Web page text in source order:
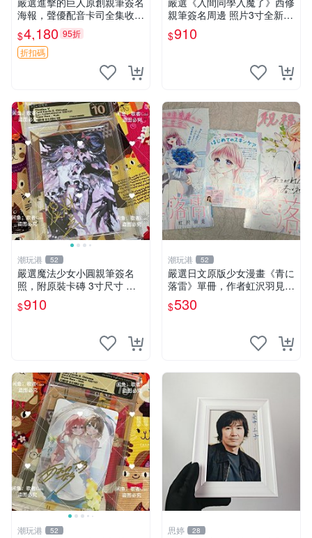
海報，聲優配音卡司全集收藏
推薦 艾倫、三笠、阿明、埃
爾文巨細靡遺肖像照
$4,180 95折
折扣碼
親筆簽名周邊 照片3寸全新含
卡磚 收藏推薦 鏡像照片 周邊
收藏
$910
潮玩港 52
嚴選魔法少女小圓親筆簽名
照，附原裝卡磚 3寸尺寸 親
簽紀念品 小圓周邊 畫集 監督
親筆
$910
潮玩港 52
嚴選日文原版少女漫畫《青に
落雷》單冊，作者虹沢羽見精
心創作，封面藍玫瑰情侶插畫
唯美動人， STORY 32 及カ
$530
潮玩港 52 思婷 28